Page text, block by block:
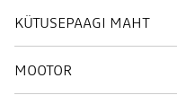
KÜTUSEPAAGI MAHT
MOOTOR